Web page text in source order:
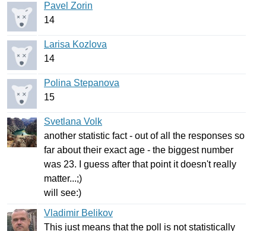
Pavel Zorin
14
Larisa Kozlova
14
Polina Stepanova
15
Svetlana Volk
another statistic fact- out of all the responses so
far about their exact age - the biggest number
was 23. guess after that point it doesn't really
matter...;)
will
see:)
Vladimir Belikov
This just means that the poll is not statistically